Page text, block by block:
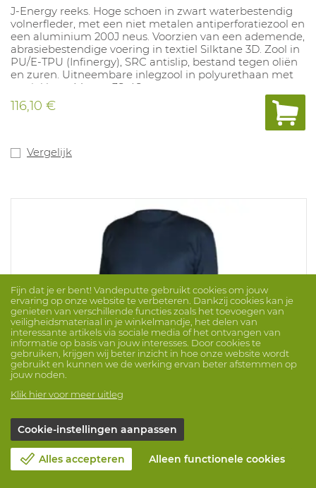
J-Energy reeks. Hoge schoen in zwart waterbestendig
volnerfleder, met een niet metalen antiperforatiezool en
een aluminium 200J neus. Voorzien van een ademende,
abrasiebestendige voering in textiel Silktane 3D. Zool in
PU/E-TPU (Infinergy), SRC antislip, bestand tegen oliën
en zuren. Uitneembare inlegzool in polyurethaan met
textiel laag. Maten: 38-48.
116,10 €
Vergelijk
Shirt Ls Thermo Viloft/PES
Merk: BEEREN ProdNr. 1009366
Fijn dat je er bent! Vandeputte gebruikt cookies om jouw
ervaring op onze website te verbeteren. Dankzij cookies kan je
genieten van verschillende functies zoals het toevoegen van
veiligheidsmateriaal in je winkelmandje, het delen van
interessante artikels via sociale media of het ontvangen van
informatie op basis van jouw interesses. Door cookies te
gebruiken, krijgen wij beter inzicht in hoe onze website wordt
gebruikt en kunnen we de werking ervan beter afstemmen op
jouw noden.
Klik hier voor meer uitleg
Cookie-instellingen aanpassen
Alles accepteren Alleen functionele cookies